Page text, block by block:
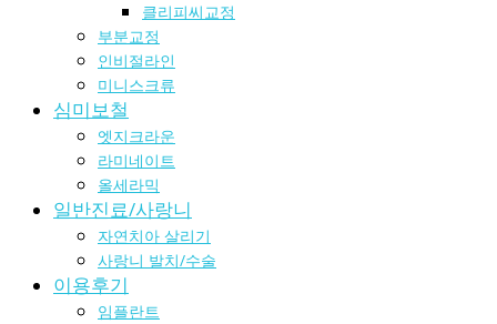
클리피씨교정
부분교정
인비절라인
미니스크류
심미보철
엣지크라운
라미네이트
올세라믹
일반진료/사랑니
자연치아 살리기
사랑니 발치/수술
이용후기
임플란트